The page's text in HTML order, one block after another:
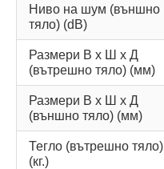
Ниво на шум (външно
тяло) (dB)
Размери В х Ш х Д
(вътрешно тяло) (мм)
Размери В х Ш х Д
(външно тяло) (мм)
Тегло (вътрешно тяло)
(кг.)